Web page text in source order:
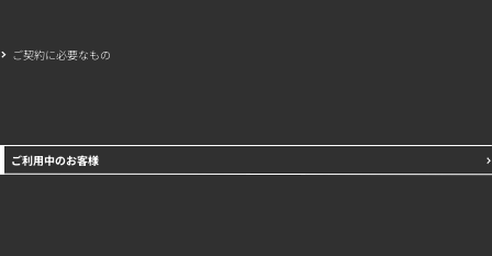
ご契約に必要なもの
ご利用中のお客様